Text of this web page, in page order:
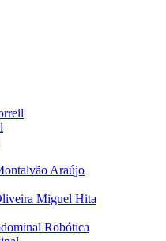
Araújo
Miguel Hita
Robótica